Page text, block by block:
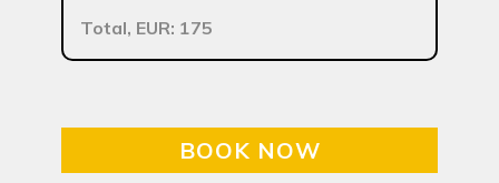
Total, EUR: 175
BOOK NOW